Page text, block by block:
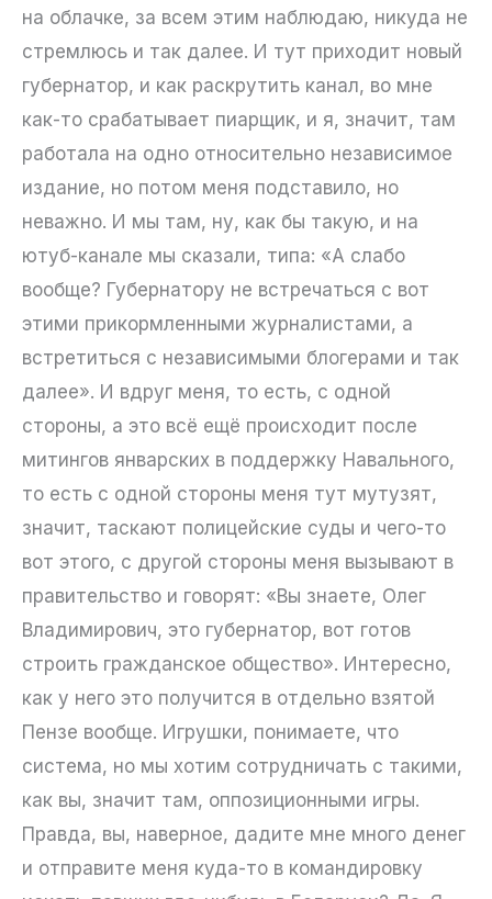
на облачке, за всем этим наблюдаю, никуда не
стремлюсь и так далее. И тут приходит новый
губернатор, и как раскрутить канал, во мне
как-то срабатывает пиарщик, и я, значит, там
работала на одно относительно независимое
издание, но потом меня подставило, но
неважно. И мы там, ну, как бы такую, и на
ютуб-канале мы сказали, типа: «А слабо
вообще? Губернатору не встречаться с вот
этими прикормленными журналистами, а
встретиться с независимыми блогерами и так
далее». И вдруг меня, то есть, с одной
стороны, а это всё ещё происходит после
митингов январских в поддержку Навального,
то есть с одной стороны меня тут мутузят,
значит, таскают полицейские суды и чего-то
вот этого, с другой стороны меня вызывают в
правительство и говорят: «Вы знаете, Олег
Владимирович, это губернатор, вот готов
строить гражданское общество». Интересно,
как у него это получится в отдельно взятой
Пензе вообще. Игрушки, понимаете, что
система, но мы хотим сотрудничать с такими,
как вы, значит там, оппозиционными игры.
Правда, вы, наверное, дадите мне много денег
и отправите меня куда-то в командировку